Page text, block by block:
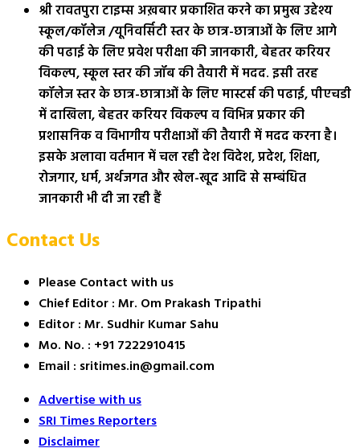
श्री रावतपुरा टाइम्स अख़बार प्रकाशित करने का प्रमुख उद्देश्य
स्कूल/कॉलेज /यूनिवर्सिटी स्तर के छात्र-छात्राओं के लिए आगे
की पढाई के लिए प्रवेश परीक्षा की जानकारी, बेहतर करियर
विकल्प, स्कूल स्तर की जॉब की तैयारी में मदद. इसी तरह
कॉलेज स्तर के छात्र-छात्राओं के लिए मास्टर्स की पढाई, पीएचडी
में दाखिला, बेहतर करियर विकल्प व विभिन्न प्रकार की
प्रशासनिक व विभागीय परीक्षाओं की तैयारी में मदद करना है।
इसके अलावा वर्तमान में चल रही देश विदेश, प्रदेश, शिक्षा,
रोजगार, धर्म, अर्थजगत और खेल-खूद आदि से सम्बंधित
जानकारी भी दी जा रही हैं
Contact Us
Please Contact with us
Chief Editor : Mr. Om Prakash Tripathi
Editor : Mr. Sudhir Kumar Sahu
Mo. No. : +91 7222910415
Email : sritimes.in@gmail.com
Advertise with us
SRI Times Reporters
Disclaimer